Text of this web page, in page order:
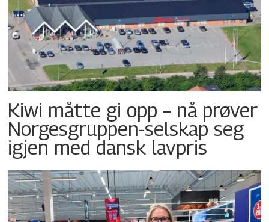
Kiwi måtte gi opp – nå prøver
Norgesgruppen-selskap seg
igjen med dansk lavpris